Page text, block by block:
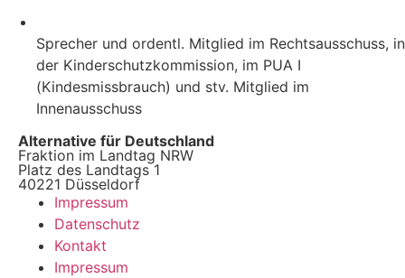
Sprecher und ordentl. Mitglied im Rechtsausschuss, in
der Kinderschutzkommission, im PUA I
(Kindesmissbrauch) und stv. Mitglied im
Innenausschuss
Alternative für Deutschland
Fraktion im Landtag NRW
Platz des Landtags 1
40221 Düsseldorf
Impressum
Datenschutz
Kontakt
Impressum